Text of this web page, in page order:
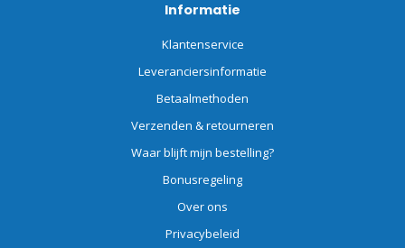
Informatie
Klantenservice
Leveranciersinformatie
Betaalmethoden
Verzenden & retourneren
Waar blijft mijn bestelling?
Bonusregeling
Over ons
Privacybeleid